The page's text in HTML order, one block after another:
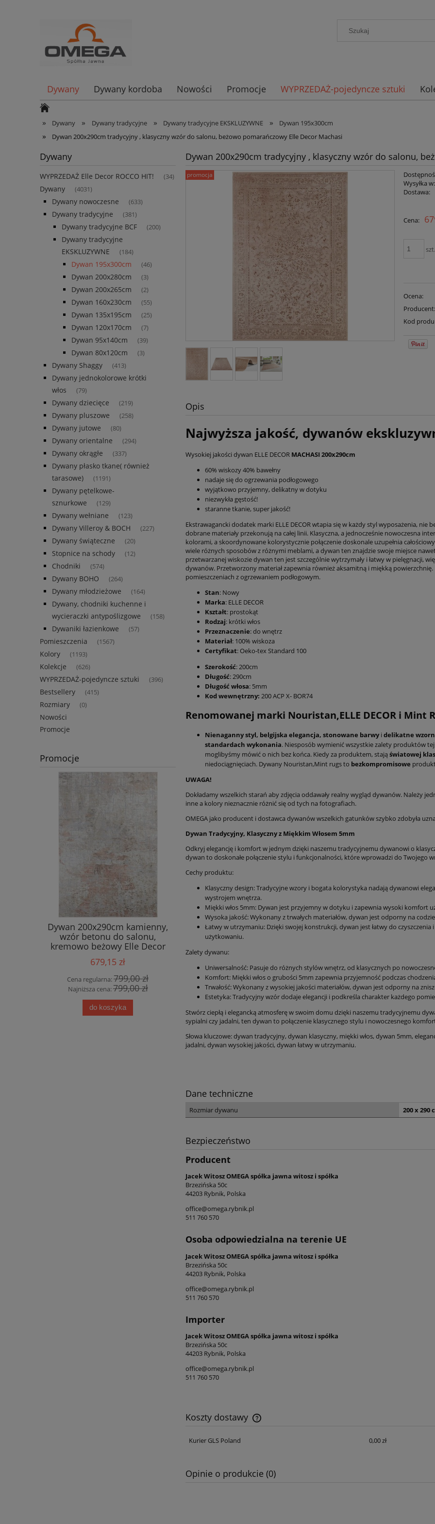
Dywany Dywany kordoba Nowości Promocje WYPRZEDAŻ-pojedyncze sztuki
» Dywany » Dywany tradycyjne » Dywany tradycyjne EKSKLUZYWNE » Dywan 195x300cm
» Dywan 200x290cm tradycyjny , klasyczny wzór do salonu, beżowo pomarańczowy Elle Decor Machasi
Dywany
WYPRZEDAŻ Elle Decor ROCCO HIT! (34)
Dywany (4031)
Dywany nowoczesne (633)
Dywany tradycyjne (381)
Dywany tradycyjne BCF (200)
Dywany tradycyjne
EKSKLUZYWNE
(184)
Dywan 195x300cm (46)
Dywan 200x280cm (3)
Dywan 200x265cm (2)
Dywan 160x230cm (55)
Dywan 135x195cm (25)
Dywan 120x170cm (7)
Dywan 95x140cm (39)
Dywan 80x120cm (3)
Dywany Shaggy (413)
Dywany jednokolorowe krótki
włos
(79)
Dywany dziecięce (219)
Dywany pluszowe (258)
Dywany jutowe (80)
Dywany orientalne (294)
Dywany okrągłe (337)
Dywany płasko tkane( również
tarasowe)
(1191)
Dywany pętelkowe-
sznurkowe
(129)
Dywany wełniane (123)
Dywany Villeroy & BOCH (227)
Dywany świąteczne (20)
Stopnice na schody (12)
Chodniki (574)
Dywany BOHO (264)
Dywany młodzieżowe (164)
Dywany, chodniki kuchenne i
wycieraczki antypoślizgowe
(158)
Dywaniki łazienkowe (57)
Pomieszczenia (1567)
Kolory (1193)
Kolekcje (626)
WYPRZEDAŻ-pojedyncze sztuki (396)
Bestsellery (415)
Rozmiary (0)
Nowości
Promocje
Promocje
Dywan 200x290cm kamienny,
wzór betonu do salonu,
kremowo beżowy Elle Decor
Chameis
679,15 zł
Cena regularna:799,00 zł
Najniższa cena:799,00 zł
do koszyka
Ekskluzywny zielony dywan z
wiskozy, Nouristan Vintage Med
Cena regularna:799,00 zł
Najniższa cena:799,00 zł
Dywan tradycyjny do
Cena regularna:599,00 zł
Najniższa cena:599,00 zł
Dywan 200x290cm tradycyjny , klasyczny wzór do salonu,
promocja
Wysyłka w:
Dostawa:
Cena:
Ocena:
Kod
Opis
Najwyższa jakość, dywanów
Wysokiej jakości dywan ELLE DECOR MACHASI 200x290cm
60% wiskozy 40% bawełny
nadaje się do ogrzewania podłogowego
wyjątkowo przyjemny, delikatny w dotyku
niezwykła gęstość!
staranne tkanie, super jakość!
Ekstrawagancki dodatek marki ELLE DECOR wtapia się w każdy styl wyposażenia,
dobrane materiały przekonują na całej linii. Klasyczna, a jednocześnie nowoczesna
kolorami, a skoordynowane kolorystycznie połączenie doskonale uzupełnia
wiele różnych sposobów z różnymi meblami, a dywan ten znajdzie swoje miejsce
przetwarzanej wiskozie dywan ten jest szczególnie wytrzymały i łatwy w pielęgnacji,
dywanów. Przetworzony materiał zapewnia również aksamitną i miękką
pomieszczeniach z ogrzewaniem podłogowym.
Stan: Nowy
Marka: ELLE DECOR
Kształt: prostokąt
Rodzaj: krótki włos
Przeznaczenie: do wnętrz
Materiał: 100% wiskoza
Certyfikat: Oeko-tex Standard 100
Szerokość: 200cm
Długość: 290cm
Długość włosa: 5mm
Kod wewnętrzny: 200 ACP X- BOR74
Renomowanej marki Nouristan,ELLE DECOR i
Nienaganny styl, belgijska elegancja, stonowane barwyi delikatne
standardach wykonania. Niesposób wymienić wszystkie zalety produktów
moglibyśmy mówić o nich bez końca. Kiedy za produktem, stają światowej
niedociągnięciach. Dywany Nouristan,Mint rugs to bezkompromisowe
UWAGA!
Dokładamy wszelkich starań aby zdjęcia oddawały realny wygląd dywanów. Należy
inne a kolory nieznacznie różnić się od tych na fotografiach.
OMEGA jako producent i dostawca dywanów wszelkich gatunków szybko zdobyła
Dywan Tradycyjny, Klasyczny z Miękkim Włosem 5mm
Odkryj elegancję i komfort w jednym dzięki naszemu tradycyjnemu dywanowi o
dywan to doskonałe połączenie stylu i funkcjonalności, które wprowadzi do Twojego
Cechy produktu:
Klasyczny design: Tradycyjne wzory i bogata kolorystyka nadają dywanowi
wystrojem wnętrza.
Miękki włos 5mm: Dywan jest przyjemny w dotyku i zapewnia wysoki komfort
Wysoka jakość: Wykonany z trwałych materiałów, dywan jest odporny na
Łatwy w utrzymaniu: Dzięki swojej konstrukcji, dywan jest łatwy do
użytkowaniu.
Zalety dywanu:
Uniwersalność: Pasuje do różnych stylów wnętrz, od klasycznych po
Komfort: Miękki włos o grubości 5mm zapewnia przyjemność podczas
Trwałość: Wykonany z wysokiej jakości materiałów, dywan jest odporny na
Estetyka: Tradycyjny wzór dodaje elegancji i podkreśla charakter każdego
Stwórz ciepłą i elegancką atmosferę w swoim domu dzięki naszemu tradycyjnemu
sypialni czy jadalni, ten dywan to połączenie klasycznego stylu i nowoczesnego
Słowa kluczowe: dywan tradycyjny, dywan klasyczny, miękki włos, dywan 5mm,
jadalni, dywan wysokiej jakości, dywan łatwy w utrzymaniu.
Dane techniczne
Rozmiar dywanu 200 x 290
Bezpieczeństwo
Producent
Jacek Witosz OMEGA spółka jawna witosz i spółka
Brzezińska 50c
44203 Rybnik, Polska
office@omega.rybnik.pl
511 760 570
Osoba odpowiedzialna na terenie UE
Jacek Witosz OMEGA spółka jawna witosz i spółka
Brzezińska 50c
44203 Rybnik, Polska
office@omega.rybnik.pl
511 760 570
Importer
Jacek Witosz OMEGA spółka jawna witosz i spółka
Brzezińska 50c
44203 Rybnik, Polska
office@omega.rybnik.pl
511 760 570
Koszty dostawy
Cena nie zawiera ewentualnych kosztów
Kurier GLS Poland 0,00 zł
Opinie o produkcie (0)